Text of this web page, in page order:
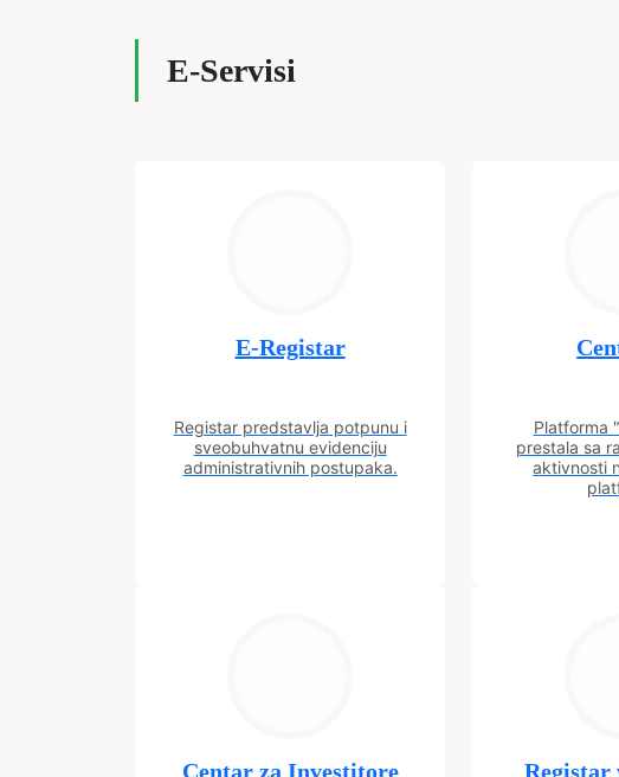
E-Servisi
E-Registar
Registar predstavlja potpunu i
sveobuhvatnu evidenciju
administrativnih postupaka.
Platforma
prestala sa
aktivnosti
Centar za Investitore